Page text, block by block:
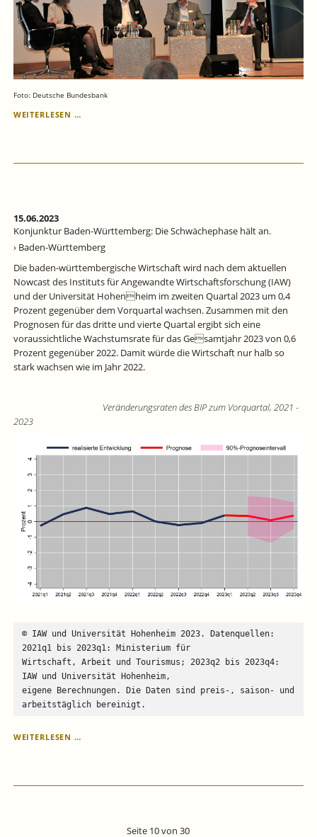
Foto: Deutsche Bundesbank
WEITERLESEN …
VORTRAGSVERANSTALTUNG
STAATSGALERIE
15.06.2023
Konjunktur Baden-Württemberg: Die Schwächephase hält an.
› Baden-Württemberg
Die baden-württembergische Wirtschaft wird nach dem aktuellen
Nowcast des Instituts für Angewandte Wirtschaftsforschung (IAW)
und der Universität Hohenheim im zweiten Quartal 2023 um 0,4
Prozent gegenüber dem Vorquartal wachsen. Zusammen mit den
Prognosen für das dritte und vierte Quartal ergibt sich eine
voraussichtliche Wachstumsrate für das Gesamtjahr 2023 von 0,6
Prozent gegenüber 2022. Damit würde die Wirtschaft nur halb so
stark wachsen wie im Jahr 2022.
Veränderungsraten des BIP zum Vorquartal, 2021 -
2023
© IAW und Universität Hohenheim 2023. Datenquellen:
2021q1 bis 2023q1: Ministerium für
Wirtschaft, Arbeit und Tourismus; 2023q2 bis 2023q4:
IAW und Universität Hohenheim,
eigene Berechnungen. Die Daten sind preis‐, saison‐ und
arbeitstäglich bereinigt.
WEITERLESEN …KONJUNKTUR
SCHWÄCHEPHASE
Seite 10 von 30